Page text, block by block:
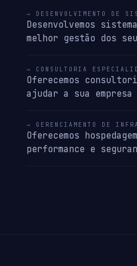
→ DESENVOLVIMENTO DE
Desenvolvemos
melhor gestão dos
→ CONSULTORIA
Oferecemos
ajudar a sua
→ GERENCIAMENTO DE
Oferecemos
performance e